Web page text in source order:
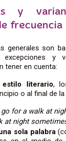
y
frecuencia
generales son
excepciones y
tener en cuenta:
literario,
o al final de
for a walk at
at night
sola palabra